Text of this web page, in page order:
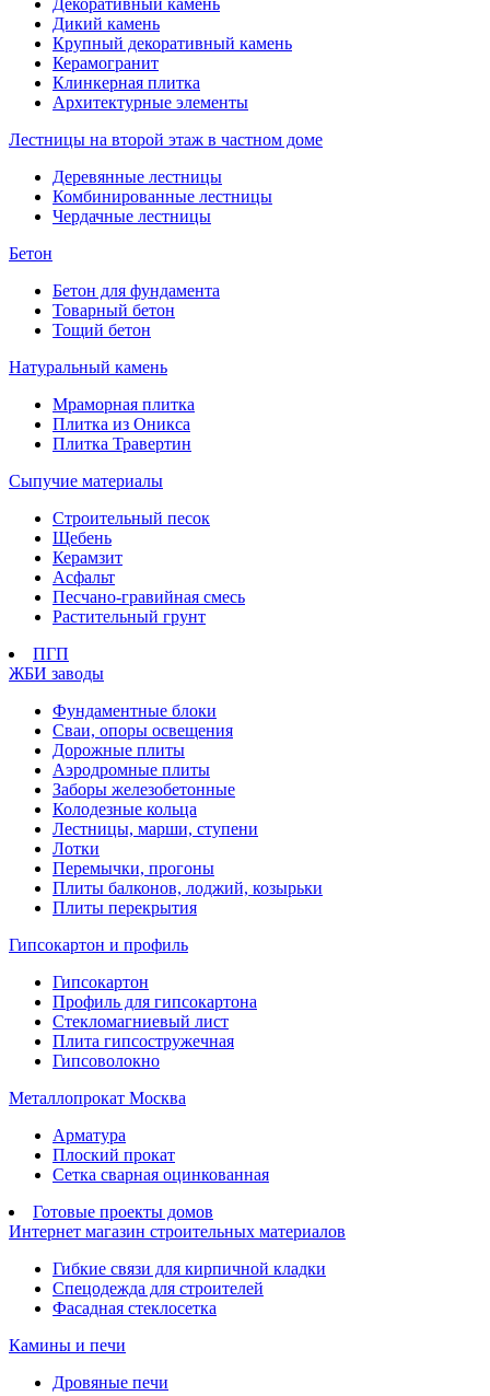
Декоративный камень
Дикий камень
Крупный декоративный камень
Керамогранит
Клинкерная плитка
Архитектурные элементы
Лестницы на второй этаж в частном доме
Деревянные лестницы
Комбинированные лестницы
Чердачные лестницы
Бетон
Бетон для фундамента
Товарный бетон
Тощий бетон
Натуральный камень
Мраморная плитка
Плитка из Оникса
Плитка Травертин
Сыпучие материалы
Строительный песок
Щебень
Керамзит
Асфальт
Песчано-гравийная смесь
Растительный грунт
ПГП
ЖБИ заводы
Фундаментные блоки
Сваи, опоры освещения
Дорожные плиты
Аэродромные плиты
Заборы железобетонные
Колодезные кольца
Лестницы, марши, ступени
Лотки
Перемычки, прогоны
Плиты балконов, лоджий, козырьки
Плиты перекрытия
Гипсокартон и профиль
Гипсокартон
Профиль для гипсокартона
Стекломагниевый лист
Плита гипсостружечная
Гипсоволокно
Металлопрокат Москва
Арматура
Плоский прокат
Сетка сварная оцинкованная
Готовые проекты домов
Интернет магазин строительных материалов
Гибкие связи для кирпичной кладки
Спецодежда для строителей
Фасадная стеклосетка
Камины и печи
Дровяные печи